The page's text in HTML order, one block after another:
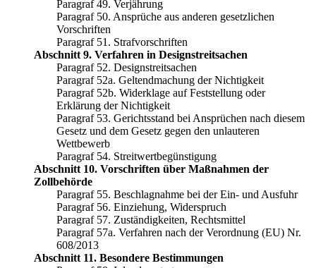
Paragraf 49. Verjährung
Paragraf 50. Ansprüche aus anderen gesetzlichen
Vorschriften
Paragraf 51. Strafvorschriften
Abschnitt 9. Verfahren in Designstreitsachen
Paragraf 52. Designstreitsachen
Paragraf 52a. Geltendmachung der Nichtigkeit
Paragraf 52b. Widerklage auf Feststellung oder
Erklärung der Nichtigkeit
Paragraf 53. Gerichtsstand bei Ansprüchen nach diesem
Gesetz und dem Gesetz gegen den unlauteren
Wettbewerb
Paragraf 54. Streitwertbegünstigung
Abschnitt 10. Vorschriften über Maßnahmen der
Zollbehörde
Paragraf 55. Beschlagnahme bei der Ein- und Ausfuhr
Paragraf 56. Einziehung, Widerspruch
Paragraf 57. Zuständigkeiten, Rechtsmittel
Paragraf 57a. Verfahren nach der Verordnung (EU) Nr.
608/2013
Abschnitt 11. Besondere Bestimmungen